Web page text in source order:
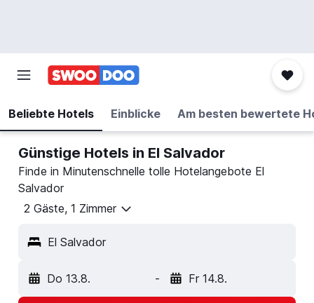
Beliebte Hotels Einblicke Am besten bewertete
Günstige Hotels in El Salvador
Finde in Minutenschnelle tolle Hotelangebote El
Salvador
2 Gäste, 1 Zimmer
El Salvador
Do 13.8. - Fr 14.8.